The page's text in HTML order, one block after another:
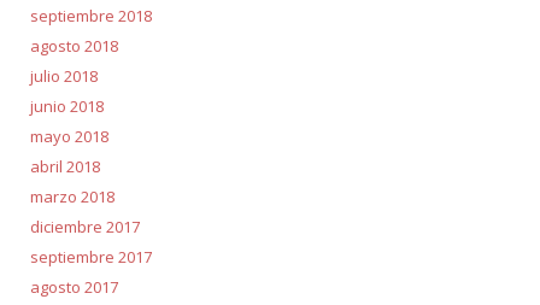
septiembre 2018
agosto 2018
julio 2018
junio 2018
mayo 2018
abril 2018
marzo 2018
diciembre 2017
septiembre 2017
agosto 2017